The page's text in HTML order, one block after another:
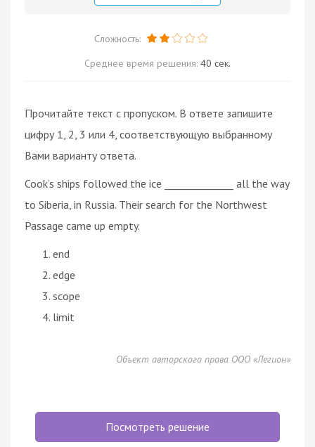
Сложность:
Среднее время решения: 40 сек.
Прочитайте текст с пропуском. В ответе запишите
цифру 1, 2, 3 или 4, соответствующую выбранному
Вами варианту ответа.
Cook’s ships followed the ice ______________ all the way
to Siberia, in Russia. Their search for the Northwest
Passage came up empty.
end
edge
scope
limit
Объект авторского права ООО «Легион»
Посмотреть решение